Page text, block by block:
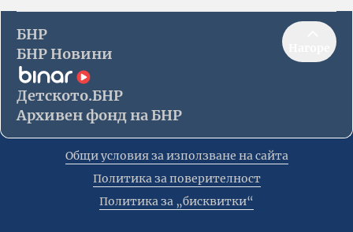
БНР
БНР Новини
Детското.БНР
Архивен фонд на БНР
Общи условия за използване на сайта
Политика за поверителност
Политика за „бисквитки“